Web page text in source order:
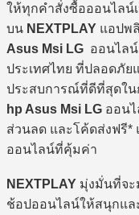
ให้ทุกคำสั่งซื้อออนไลน์
บน NEXTPLAY แอปพ
Asus Msi LG ออนไล
ประเทศไทย ที่ปลอดภัย
ประสบการณ์ที่ดีที่สุดใน
hp Asus Msi LG ออน
ส่วนลด และโค้ดส่งฟรี*
ออนไลน์ที่คุ้มค่า
NEXTPLAY มุ่งมั่นที่จ
ช้อปออนไลน์ให้สนุกแ